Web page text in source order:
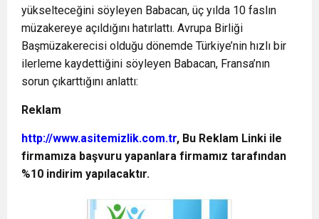
yükselteceğini söyleyen Babacan, üç yılda 10 faslın
müzakereye açıldığını hatırlattı. Avrupa Birliği
Başmüzakerecisi olduğu dönemde Türkiye’nin hızlı bir
ilerleme kaydettiğini söyleyen Babacan, Fransa’nın
sorun çıkarttığını anlattı:
Reklam
http://www.asitemizlik.com.tr, Bu Reklam Linki ile
firmamıza başvuru yapanlara firmamız tarafından
%10 indirim yapılacaktır.